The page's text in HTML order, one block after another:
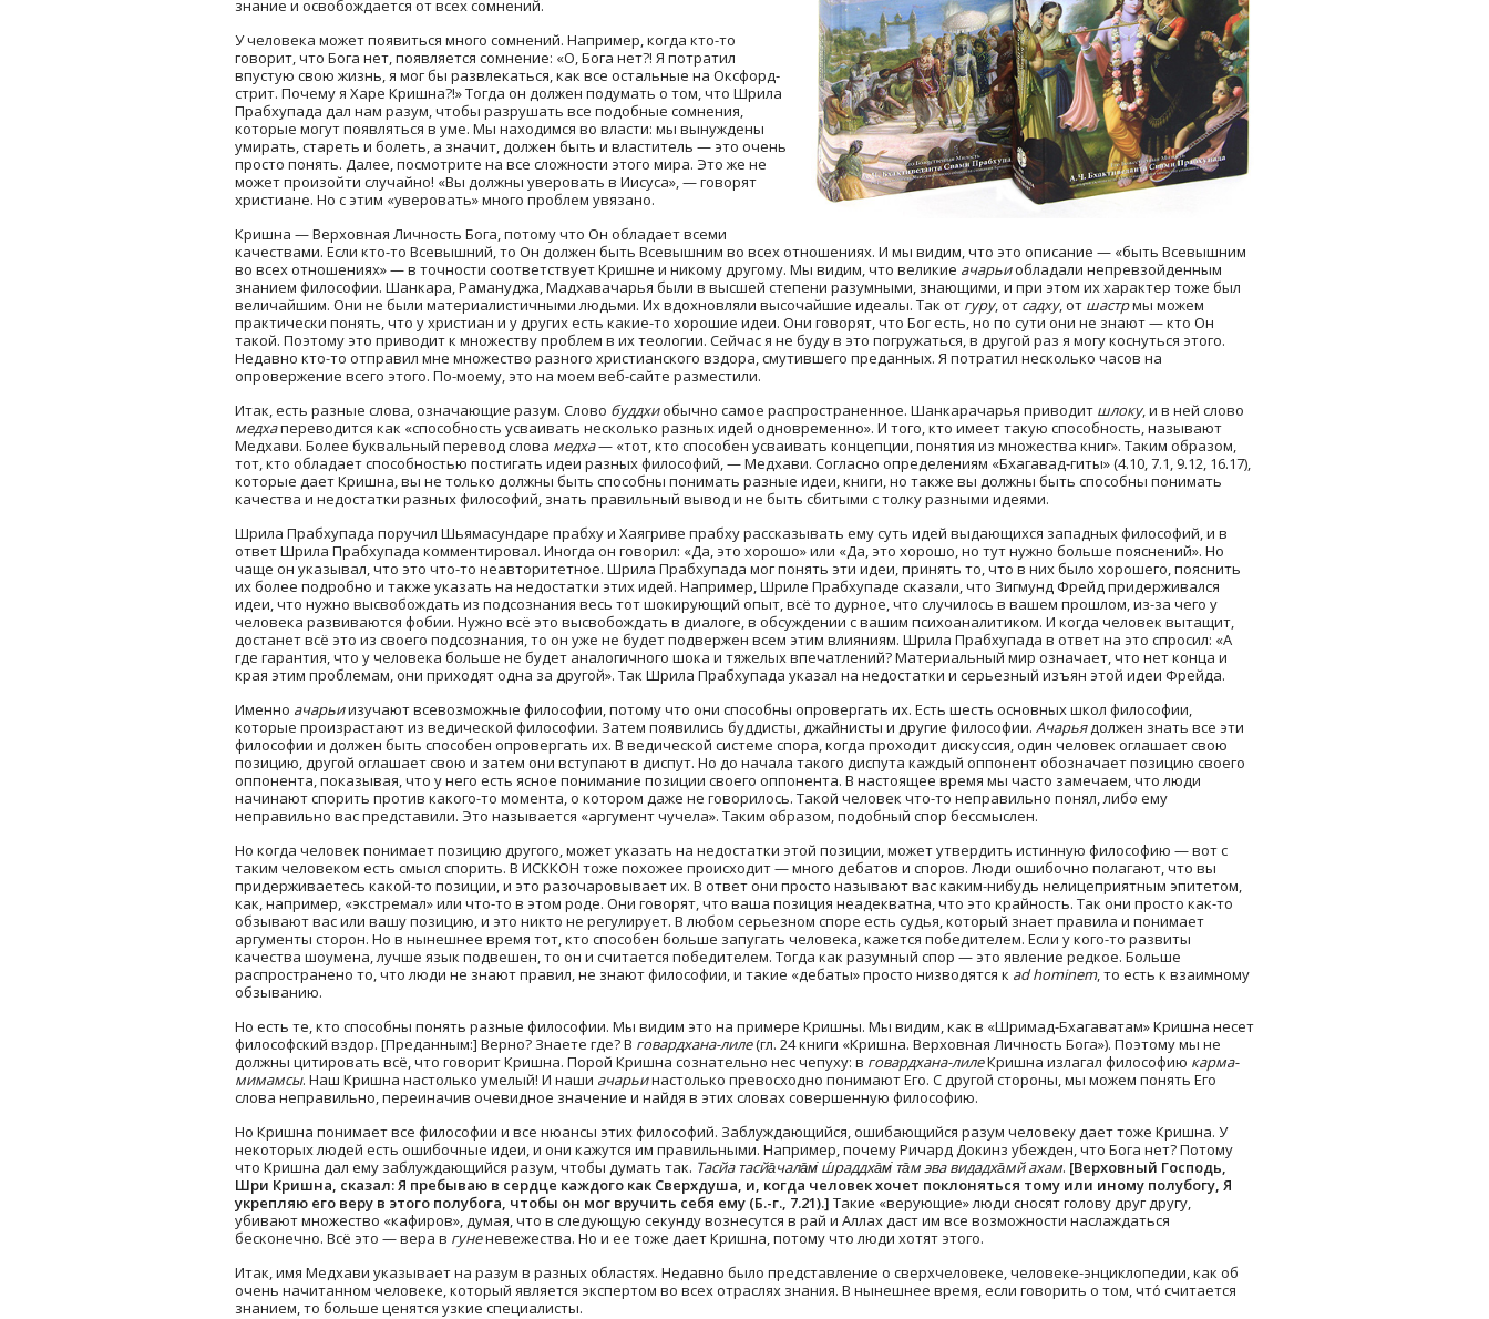
знание и освобождается от всех сомнений.
У человека может появиться много сомнений. Например, когда кто-то
говорит, что Бога нет, появляется сомнение: «О, Бога нет?! Я потратил
впустую свою жизнь, я мог бы развлекаться, как все остальные на Оксфорд-
стрит. Почему я Харе Кришна?!» Тогда он должен подумать о том, что Шрила
Прабхупада дал нам разум, чтобы разрушать все подобные сомнения,
которые могут появляться в уме. Мы находимся во власти: мы вынуждены
умирать, стареть и болеть, а значит, должен быть и властитель — это очень
просто понять. Далее, посмотрите на все сложности этого мира. Это же не
может произойти случайно! «Вы должны уверовать в Иисуса», — говорят
христиане. Но с этим «уверовать» много проблем увязано.
Кришна — Верховная Личность Бога, потому что Он обладает всеми
качествами. Если кто-то Всевышний, то Он должен быть Всевышним во всех отношениях. И мы видим, что это описание — «быть Всевышним
во всех отношениях» — в точности соответствует Кришне и никому другому. Мы видим, что великие ачарьиобладали непревзойденным
знанием философии. Шанкара, Рамануджа, Мадхавачарья были в высшей степени разумными, знающими, и при этом их характер тоже был
величайшим. Они не были материалистичными людьми. Их вдохновляли высочайшие идеалы. Так от гуру,от садху,от шастрмы можем
практически понять, что у христиан и у других есть какие-то хорошие идеи. Они говорят, что Бог есть, но по сути они не знают — кто Он
такой. Поэтому это приводит к множеству проблем в их теологии. Сейчас я не буду в это погружаться, в другой раз я могу коснуться этого.
Недавно кто-то отправил мне множество разного христианского вздора, смутившего преданных. Я потратил несколько часов на
опровержение всего этого. По-моему, это на моем веб-сайте разместили.
Итак, есть разные слова, означающие разум. Слово буддхиобычно самое распространенное. Шанкарачарья приводит шлоку, и в ней слово
медхапереводится как «способность усваивать несколько разных идей одновременно». И того, кто имеет такую способность, называют
Медхави. Более буквальный перевод слова медха— «тот, кто способен усваивать концепции, понятия из множества книг». Таким образом,
тот, кто обладает способностью постигать идеи разных философий, — Медхави. Согласно определениям «Бхагавад-гиты» (4.10, 7.1, 9.12, 16.17),
которые дает Кришна, вы не только должны быть способны понимать разные идеи, книги, но также вы должны быть способны понимать
качества и недостатки разных философий, знать правильный вывод и не быть сбитыми с толку разными идеями.
Шрила Прабхупада поручил Шьямасундаре прабху и Хаягриве прабху рассказывать ему суть идей выдающихся западных философий, и в
ответ Шрила Прабхупада комментировал. Иногда он говорил: «Да, это хорошо» или «Да, это хорошо, но тут нужно больше пояснений». Но
чаще он указывал, что это что-то неавторитетное. Шрила Прабхупада мог понять эти идеи, принять то, что в них было хорошего, пояснить
их более подробно и также указать на недостатки этих идей. Например, Шриле Прабхупаде сказали, что Зигмунд Фрейд придерживался
идеи, что нужно высвобождать из подсознания весь тот шокирующий опыт, всё то дурное, что случилось в вашем прошлом, из-за чего у
человека развиваются фобии. Нужно всё это высвобождать в диалоге, в обсуждении с вашим психоаналитиком. И когда человек вытащит,
достанет всё это из своего подсознания, то он уже не будет подвержен всем этим влияниям. Шрила Прабхупада в ответ на это спросил: «А
где гарантия, что у человека больше не будет аналогичного шока и тяжелых впечатлений? Материальный мир означает, что нет конца и
края этим проблемам, они приходят одна за другой». Так Шрила Прабхупада указал на недостатки и серьезный изъян этой идеи Фрейда.
Именно ачарьиизучают всевозможные философии, потому что они способны опровергать их. Есть шесть основных школ философии,
которые произрастают из ведической философии. Затем появились буддисты, джайнисты и другие философии. Ачарьядолжен знать все эти
философии и должен быть способен опровергать их. В ведической системе спора, когда проходит дискуссия, один человек оглашает свою
позицию, другой оглашает свою и затем они вступают в диспут. Но до начала такого диспута каждый оппонент обозначает позицию своего
оппонента, показывая, что у него есть ясное понимание позиции своего оппонента. В настоящее время мы часто замечаем, что люди
начинают спорить против какого-то момента, о котором даже не говорилось. Такой человек что-то неправильно понял, либо ему
неправильно вас представили. Это называется «аргумент чучела». Таким образом, подобный спор бессмыслен.
Но когда человек понимает позицию другого, может указать на недостатки этой позиции, может утвердить истинную философию — вот с
таким человеком есть смысл спорить. В ИСККОН тоже похожее происходит — много дебатов и споров. Люди ошибочно полагают, что вы
придерживаетесь какой-то позиции, и это разочаровывает их. В ответ они просто называют вас каким-нибудь нелицеприятным эпитетом,
как, например, «экстремал» или что-то в этом роде. Они говорят, что ваша позиция неадекватна, что это крайность. Так они просто как-то
обзывают вас или вашу позицию, и это никто не регулирует. В любом серьезном споре есть судья, который знает правила и понимает
аргументы сторон. Но в нынешнее время тот, кто способен больше запугать человека, кажется победителем. Если у кого-то развиты
качества шоумена, лучше язык подвешен, то он и считается победителем. Тогда как разумный спор — это явление редкое. Больше
распространено то, что люди не знают правил, не знают философии, и такие «дебаты» просто низводятся к аd hominem, то есть к взаимному
обзыванию.
Но есть те, кто способны понять разные философии. Мы видим это на примере Кришны. Мы видим, как в «Шримад-Бхагаватам» Кришна несет
философский вздор. [Преданным:] Верно? Знаете где? В говардхана-лиле(гл. 24 книги «Кришна. Верховная Личность Бога»). Поэтому мы не
должны цитировать всё, что говорит Кришна. Порой Кришна сознательно нес чепуху: в говардхана-лилеКришна излагал философию карма-
мимамсы. Наш Кришна настолько умелый! И наши ачарьинастолько превосходно понимают Его. С другой стороны, мы можем понять Его
слова неправильно, переиначив очевидное значение и найдя в этих словах совершенную философию.
Но Кришна понимает все философии и все нюансы этих философий. Заблуждающийся, ошибающийся разум человеку дает тоже Кришна. У
некоторых людей есть ошибочные идеи, и они кажутся им правильными. Например, почему Ричард Докинз убежден, что Бога нет? Потому
что Кришна дал ему заблуждающийся разум, чтобы думать так. Тасйа тасйа̄чала̄м̇ ш́раддха̄м̇ та̄м эва видадха̄мй ахам. [Верховный Господь,
Шри Кришна, сказал:Я пребываю в сердце каждого как Сверхдуша, и, когда человек хочет поклоняться тому или иному полубогу, Я
укрепляю его веру в этого полубога, чтобы он мог вручить себя ему (Б.-г., 7.21).] Такие «верующие» люди сносят голову друг другу,
убивают множество «кафиров», думая, что в следующую секунду вознесутся в рай и Аллах даст им все возможности наслаждаться
бесконечно. Всё это — вера в гуненевежества. Но и ее тоже дает Кришна, потому что люди хотят этого.
Итак, имя Медхави указывает на разум в разных областях. Недавно было представление о сверхчеловеке, человеке-энциклопедии, как об
очень начитанном человеке, который является экспертом во всех отраслях знания. В нынешнее время, если говорить о том, что́ считается
знанием, то больше ценятся узкие специалисты.